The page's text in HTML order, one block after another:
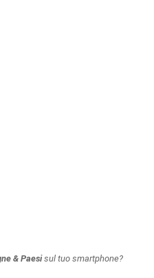
& Paesisul tuo smartphone?